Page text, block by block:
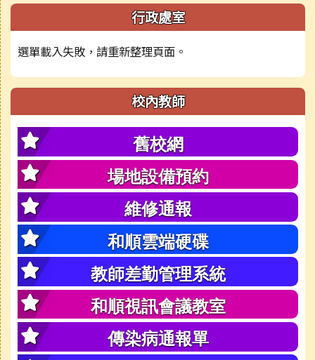
行政處室
選單載入失敗，請重新整理頁面。
校內教師
舊校網
場地設備預約
維修通報
和順雲端硬碟
教師差勤管理系統
和順視訊會議教室
傳染病通報單